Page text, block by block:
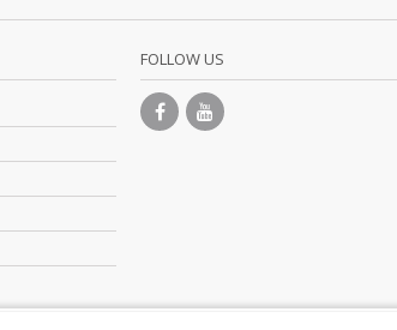
FOLLOW US